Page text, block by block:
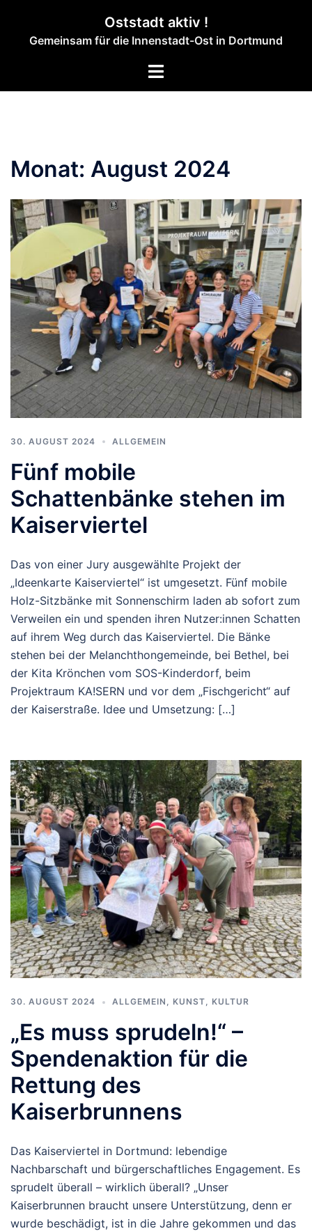
springen
Oststadt aktiv !
Gemeinsam für die Innenstadt-Ost in Dortmund
Menü
Monat: August 2024
30. AUGUST 2024 ALLGEMEIN
Fünf mobile
Schattenbänke stehen im
Kaiserviertel
Das von einer Jury ausgewählte Projekt der
„Ideenkarte Kaiserviertel“ ist umgesetzt. Fünf mobile
Holz-Sitzbänke mit Sonnenschirm laden ab sofort zum
Verweilen ein und spenden ihren Nutzer:innen Schatten
auf ihrem Weg durch das Kaiserviertel. Die Bänke
stehen bei der Melanchthongemeinde, bei Bethel, bei
der Kita Krönchen vom SOS-Kinderdorf, beim
Projektraum KA!SERN und vor dem „Fischgericht“ auf
der Kaiserstraße. Idee und Umsetzung: […]
30. AUGUST 2024 ALLGEMEIN , KUNST, KULTUR
„Es muss sprudeln!“ –
Spendenaktion für die
Rettung des
Kaiserbrunnens
Das Kaiserviertel in Dortmund: lebendige
Nachbarschaft und bürgerschaftliches Engagement. Es
sprudelt überall – wirklich überall? „Unser
Kaiserbrunnen braucht unsere Unterstützung, denn er
wurde beschädigt, ist in die Jahre gekommen und das